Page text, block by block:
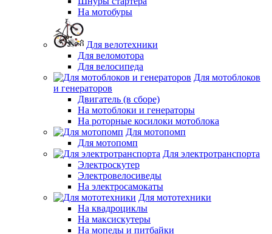
На мотобуры
Для велотехники
Для веломотора
Для велосипеда
Для мотоблоков
и генераторов
Двигатель (в сборе)
На мотоблоки и генераторы
На роторные косилоки мотоблока
Для мотопомп
Для мотопомп
Для электротранспорта
Электроскутер
Электровелосиведы
На электросамокаты
Для мототехники
На квадроциклы
На максискутеры
На мопеды и питбайки